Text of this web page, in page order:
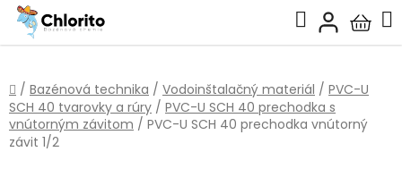
Prejsť
obsah
Hľadať
košík
Domov
/ Bazénová technika / Vodoinštalačný materiál / PVC-U
SCH 40 tvarovky a rúry / PVC-U SCH 40 prechodka s
vnútorným závitom / PVC-U SCH 40 prechodka vnútorný
závit 1/2